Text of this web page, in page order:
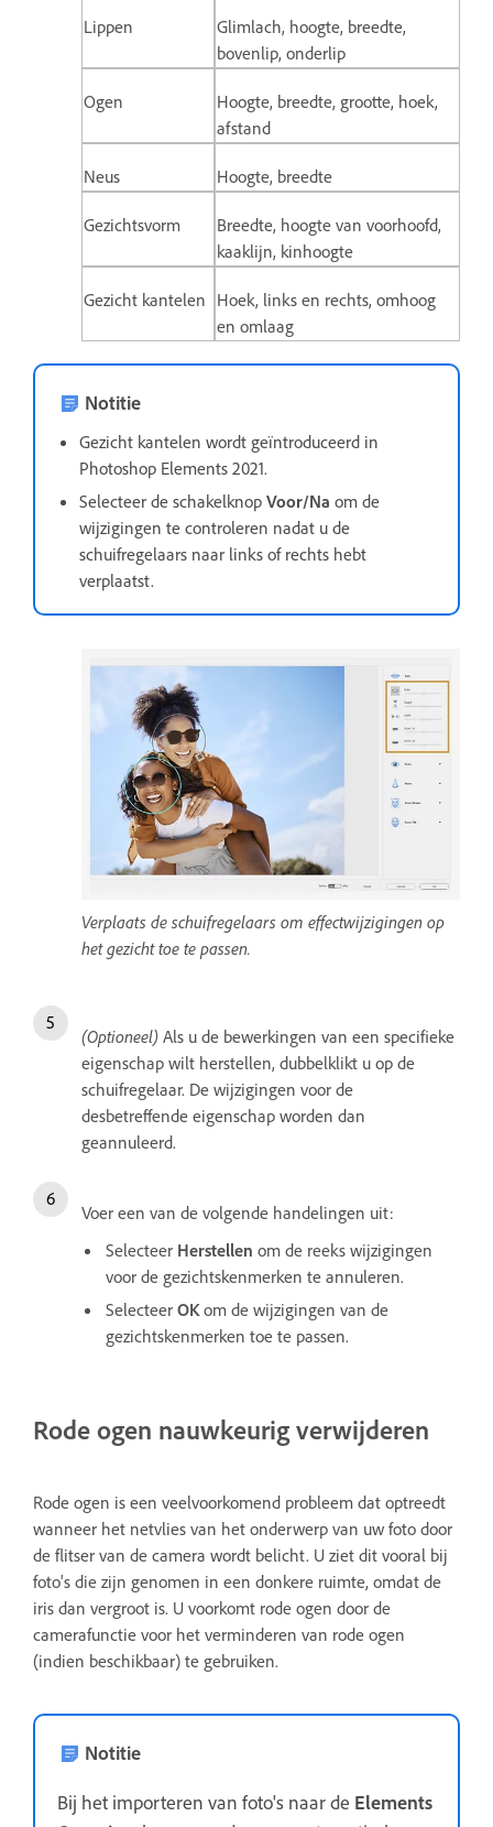
Lippen
Glimlach, hoogte, breedte,
bovenlip, onderlip
Ogen
Hoogte, breedte, grootte, hoek,
afstand
Neus Hoogte, breedte
Gezichtsvorm
Breedte, hoogte van voorhoofd,
kaaklijn, kinhoogte
Gezicht kantelen Hoek, links en rechts, omhoog
en omlaag
Notitie
Gezicht kantelen wordt geïntroduceerd in
Photoshop Elements 2021.
Selecteer de schakelknop Voor/Na om de
wijzigingen te controleren nadat u de
schuifregelaars naar links of rechts hebt
verplaatst.
Verplaats de schuifregelaars om effectwijzigingen op
het gezicht toe te passen.
(Optioneel) Als u de bewerkingen van een specifieke
eigenschap wilt herstellen, dubbelklikt u op de
schuifregelaar. De wijzigingen voor de
desbetreffende eigenschap worden dan
geannuleerd.
Voer een van de volgende handelingen uit:
Selecteer Herstellen om de reeks wijzigingen
voor de gezichtskenmerken te annuleren.
Selecteer OK om de wijzigingen van de
gezichtskenmerken toe te passen.
Rode ogen nauwkeurig verwijderen
Rode ogen is een veelvoorkomend probleem dat optreedt
wanneer het netvlies van het onderwerp van uw foto door
de flitser van de camera wordt belicht. U ziet dit vooral bij
foto's die zijn genomen in een donkere ruimte, omdat de
iris dan vergroot is. U voorkomt rode ogen door de
camerafunctie voor het verminderen van rode ogen
(indien beschikbaar) te gebruiken.
Notitie
Bij het importeren van foto's naar de Elements